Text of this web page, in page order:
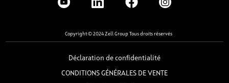
Copyright © 2024 Zell Group Tous droits réservés
Déclaration de confidentialité
CONDITIONS GÉNÉRALES DE VENTE